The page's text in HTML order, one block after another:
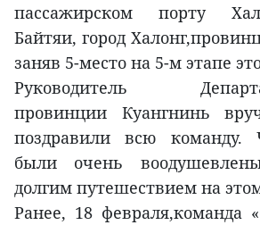
пассажирском порту
Байтяи, город
заняв 5-место на 5-м этапе
Руководитель
провинции Куангнинь
поздравили всю команду.
были очень
долгим путешествием на
Ранее, 18 февраля,команда